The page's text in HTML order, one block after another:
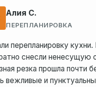
Алия С.
ПЕРЕПЛАНИРОВКА
перепланировку кухни.
снесли ненесущую
резка прошла почти
вежливые и